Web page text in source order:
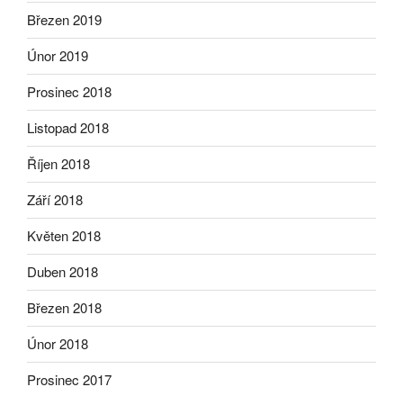
Březen 2019
Únor 2019
Prosinec 2018
Listopad 2018
Říjen 2018
Září 2018
Květen 2018
Duben 2018
Březen 2018
Únor 2018
Prosinec 2017